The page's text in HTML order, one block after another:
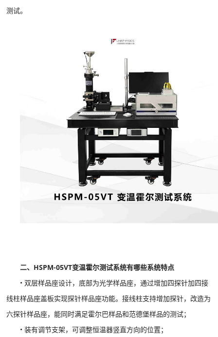
测试。
二、HSPM-05VT变温霍尔测试系统有哪些系统特点
• 双层样品座设计，底部为光学样品座，通过增加四探针加四接
线柱样品座盖板实现探针样品座功能。接线柱支持增加探针，改造为
六探针样品座，能同时满足霍尔巴样品和范德堡样品的测试；
• 装有调节支架，可调整恒温器竖直方向的位置；